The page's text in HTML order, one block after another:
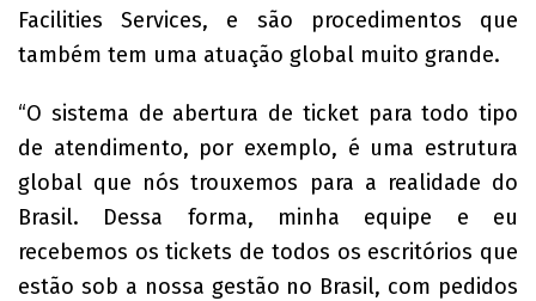
Facilities Services, e são procedimentos que
também tem uma atuação global muito grande.
“O sistema de abertura de ticket para todo tipo
de atendimento, por exemplo, é uma estrutura
global que nós trouxemos para a realidade do
Brasil. Dessa forma, minha equipe e eu
recebemos os tickets de todos os escritórios que
estão sob a nossa gestão no Brasil, com pedidos